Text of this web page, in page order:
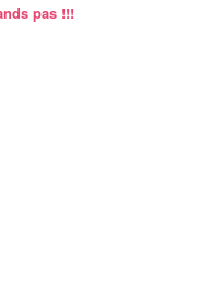
pas !!!